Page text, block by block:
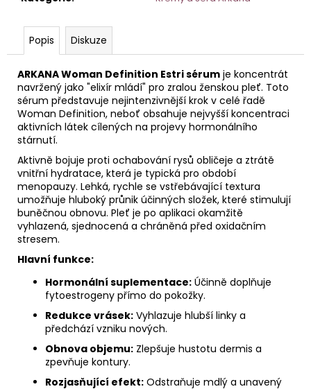
Popis Diskuze
ARKANA Woman Definition Estri sérum je koncentrát
navržený jako "elixír mládí" pro zralou ženskou pleť. Toto
sérum představuje nejintenzivnější krok v celé řadě
Woman Definition, neboť obsahuje nejvyšší koncentraci
aktivních látek cílených na projevy hormonálního
stárnutí.
Aktivně bojuje proti ochabování rysů obličeje a ztrátě
vnitřní hydratace, která je typická pro období
menopauzy. Lehká, rychle se vstřebávající textura
umožňuje hluboký průnik účinných složek, které stimulují
buněčnou obnovu. Pleť je po aplikaci okamžitě
vyhlazená, sjednocená a chráněná před oxidačním
stresem.
Hlavní funkce:
Hormonální suplementace: Účinně doplňuje
fytoestrogeny přímo do pokožky.
Redukce vrásek: Vyhlazuje hlubší linky a
předchází vzniku nových.
Obnova objemu: Zlepšuje hustotu dermis a
zpevňuje kontury.
Rozjasňující efekt: Odstraňuje mdlý a unavený
č
e
m
e
STERILNÍ
NÁSTAVCE
PRO
DERMAPERO
DERMALIGHT
A
DERMAQUATRO
NANO
NÁSTAVCE/BBGLOW